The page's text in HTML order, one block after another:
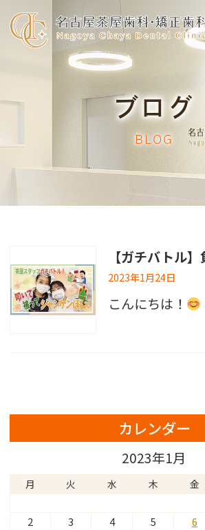
ブログ
BLOG
2023年1月24日
こんにちは！
カレンダー
2023年1月
月 火 水 木 金
2
3 4 5 6